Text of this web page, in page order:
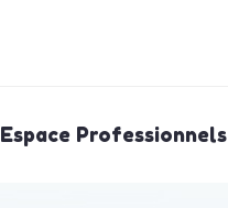
Espace Professionnels